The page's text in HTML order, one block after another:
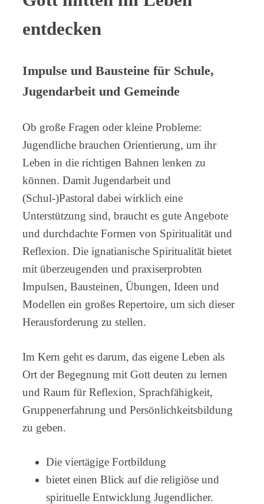
entdecken
Impulse und Bausteine für Schule,
Jugendarbeit und Gemeinde
Ob große Fragen oder kleine Probleme:
Jugendliche brauchen Orientierung, um ihr
Leben in die richtigen Bahnen lenken zu
können. Damit Jugendarbeit und
(Schul-)Pastoral dabei wirklich eine
Unterstützung sind, braucht es gute Angebote
und durchdachte Formen von Spiritualität und
Reflexion. Die ignatianische Spiritualität bietet
mit überzeugenden und praxiserprobten
Impulsen, Bausteinen, Übungen, Ideen und
Modellen ein großes Repertoire, um sich dieser
Herausforderung zu stellen.
Im Kern geht es darum, das eigene Leben als
Ort der Begegnung mit Gott deuten zu lernen
und Raum für Reflexion, Sprachfähigkeit,
Gruppenerfahrung und Persönlichkeitsbildung
zu geben.
Die viertägige Fortbildung
bietet einen Blick auf die religiöse und
spirituelle Entwicklung Jugendlicher.